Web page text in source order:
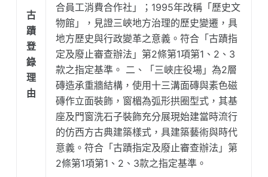
古
蹟
登
錄
理
由
合員工消費合作社」；1995年改稱「歷史文
物館」，見證三峽地方治理的歷史變遷，具
地方歷史與行政變革之意義。符合「古蹟指
定及廢止審查辦法」第2條第1項第1、2、3
款之指定基準。 二、「三峽庄役場」為2層
磚造承重牆結構，使用十三溝面磚與素色磁
磚作立面裝飾，窗楣為弧形拱圈型式，其基
座及門窗洗石子裝飾充分展現始建當時流行
的仿西方古典建築樣式，具建築藝術與時代
意義。符合「古蹟指定及廢止審查辦法」第
2條第1項第1、2、3款之指定基準。